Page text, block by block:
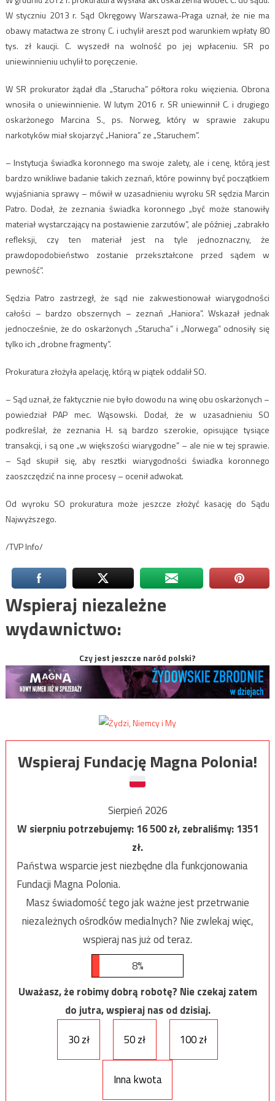
W styczniu 2013 r. Sąd Okręgowy Warszawa-Praga uznał, że nie ma
obawy matactwa ze strony C. i uchylił areszt pod warunkiem wpłaty 80
tys. zł kaucji. C. wyszedł na wolność po jej wpłaceniu. SR po
uniewinnieniu uchylił to poręczenie.
W SR prokurator żądał dla „Starucha” półtora roku więzienia. Obrona
wnosiła o uniewinnienie. W lutym 2016 r. SR uniewinnił C. i drugiego
oskarżonego Marcina S., ps. Norweg, który w sprawie zakupu
narkotyków miał skojarzyć „Haniora” ze „Staruchem”.
– Instytucja świadka koronnego ma swoje zalety, ale i cenę, którą jest
bardzo wnikliwe badanie takich zeznań, które powinny być początkiem
wyjaśniania sprawy – mówił w uzasadnieniu wyroku SR sędzia Marcin
Patro. Dodał, że zeznania świadka koronnego „być może stanowiły
materiał wystarczający na postawienie zarzutów”, ale później „zabrakło
refleksji, czy ten materiał jest na tyle jednoznaczny, że
prawdopodobieństwo zostanie przekształcone przed sądem w
pewność”.
Sędzia Patro zastrzegł, że sąd nie zakwestionował wiarygodności
całości – bardzo obszernych – zeznań „Haniora”. Wskazał jednak
jednocześnie, że do oskarżonych „Starucha” i „Norwega” odnosiły się
tylko ich „drobne fragmenty”.
Prokuratura złożyła apelację, którą w piątek oddalił SO.
– Sąd uznał, że faktycznie nie było dowodu na winę obu oskarżonych –
powiedział PAP mec. Wąsowski. Dodał, że w uzasadnieniu SO
podkreślał, że zeznania H. są bardzo szerokie, opisujące tysiące
transakcji, i są one „w większości wiarygodne” – ale nie w tej sprawie.
– Sąd skupił się, aby resztki wiarygodności świadka koronnego
zaoszczędzić na inne procesy – ocenił adwokat.
Od wyroku SO prokuratura może jeszcze złożyć kasację do Sądu
Najwyższego.
/TVP Info/
Wspieraj niezależne
wydawnictwo:
Czy jest jeszcze naród polski?
Wspieraj Fundację Magna Polonia!
Sierpień 2026
W sierpniu potrzebujemy:16 500zł, zebraliśmy:1351
zł.
Państwa wsparcie jest niezbędne dla funkcjonowania
Fundacji Magna Polonia.
Masz świadomość tego jak ważne jest przetrwanie
niezależnych ośrodków medialnych? Nie zwlekaj więc,
wspieraj nas już od teraz.
8%
Uważasz, że robimy dobrą robotę? Nie czekaj zatem
do jutra, wspieraj nas od dzisiaj.
30 zł
50 zł 100 zł
Inna kwota